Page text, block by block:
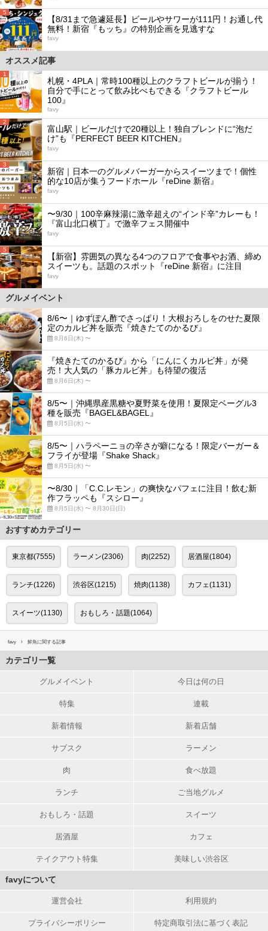
5
【8/31まで急遽延長】ビールやサワーが111円！お通し代
無料！新宿『もッち』の特別企画を見逃すな
favy
オススメ記事
1
札幌・4PLA｜常時100種以上のクラフトビールが揃う！
自分で手にとって飲み比べもできる『クラフトビール
100』
favy
2
富山駅｜ビールだけで20種以上！独自ブレンドに“泡だ
け”も『PERFECT BEER KITCHEN』
favy
3
新宿｜日本一のグルメバーガーからスイーツまで！個性
的な10店が集うフードホール『reDine 新宿』
favy
4
〜9/30｜100辛麻辣湯に激辛超えの“インド辛”カレーも！
『富山北口横丁』で激辛フェス開催中
favy
5
【新宿】雰囲気の異なる4つのフロアで食事やお酒、締め
スイーツも。話題のスポット『reDine 新宿』に注目
favy
グルメイベント
8/6〜｜ゆずぽん酢でさっぱり！大根おろしをのせた夏限
定のカルビ丼を販売『焼きたてのかるび』
8月6日(木) 〜
『焼きたてのかるび』から「にんにくカルビ丼」が発
売！大人気の「豚カルビ丼」も待望の復活
8月6日(木) 〜
8/5〜｜沖縄県産黒糖や夏野菜を使用！夏限定ベーグル3
種を販売『BAGEL&BAGEL』
8月5日(水) 〜
8/5〜｜ハラペーニョの辛さが癖になる！限定バーガー＆
フライが登場『Shake Shack』
8月5日(水) 〜
〜8/30｜「C.C.レモン」の爽快なパフェに注目！飲む新
作フラッペも『スシロー』
8月5日(水) 〜 8月30日(日)
おすすめカテゴリー
東京都(7555) ラーメン(2306) 肉(2252) 居酒屋(1804)
ランチ(1226) 渋谷区(1215) 焼肉(1138) カフェ(1131)
スイーツ(1130) おもしろ・話題(1064)
favy 鮮魚に関する記事
カテゴリ一覧
グルメイベント 今日は何の日
特集 連載
新着情報 新着店舗
サブスク ラーメン
肉 食べ放題
ランチ ご当地グルメ
おもしろ・話題 スイーツ
居酒屋 カフェ
テイクアウト特集 美味しい渋谷区
favyについて
運営会社 利用規約
プライバシーポリシー 特定商取引法に基づく表記